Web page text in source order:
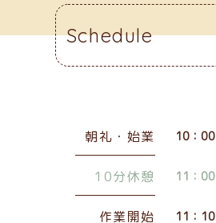
Schedule
朝礼・始業 10：00
10分休憩 11：00
作業開始 11：10